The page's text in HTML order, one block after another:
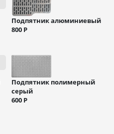
Подпятник алюминиевый
800 Р
Подпятник полимерный
серый
600 Р